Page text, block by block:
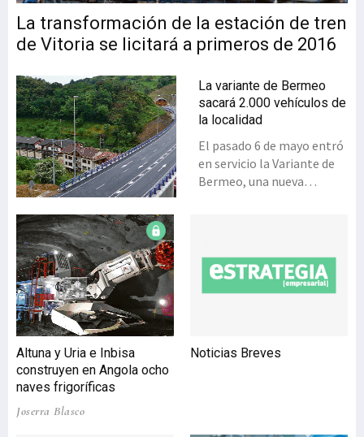
La transformación de la estación de tren
de Vitoria se licitará a primeros de 2016
La variante de Bermeo
sacará 2.000 vehículos de
la localidad
El pasado 6 de mayo entró
en servicio la Variante de
Bermeo, una nueva
núcleo urbano por el
sureste, desde el polígono
de Landabaso a las
invertido más de 53
entre la BI-631 de Bermeo
Altuna y Uria e Inbisa
construyen en Angola ocho
naves frigoríficas
Joserra Blasco
Noticias Breves